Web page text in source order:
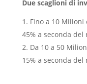
Due scaglioni di
Fino a 10 Milioni
45% a seconda
Da 10 a 50
15% a seconda